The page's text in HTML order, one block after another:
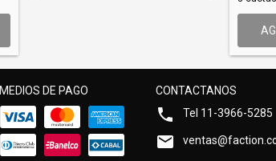
MEDIOS DE PAGO
CONTACTANOS
Tel 11-3966-5285